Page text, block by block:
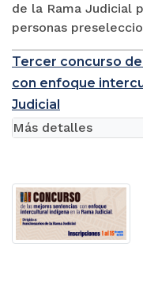
de la Rama Judicial
personas
Tercer concurso
con enfoque
Judicial
Más detalles